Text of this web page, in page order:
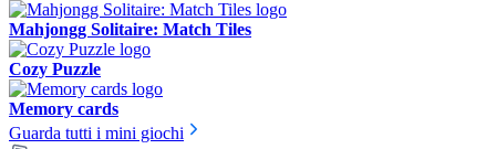
Mahjongg Solitaire: Match Tiles
Cozy Puzzle
Memory cards
Guarda tutti i mini giochi